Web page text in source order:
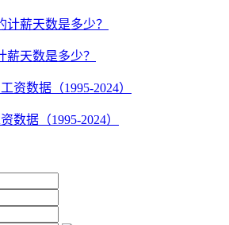
薪天数是多少？
数据（1995-2024）